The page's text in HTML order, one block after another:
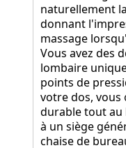
naturellement
donnant
massage
Vous avez des
lombaire
points de
votre dos,
durable tout au
à un siège
chaise de